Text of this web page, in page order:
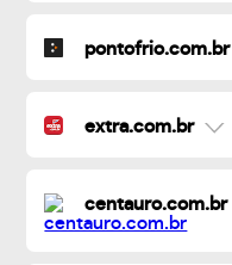
pontofrio.com.br
extra.com.br
centauro.com.br